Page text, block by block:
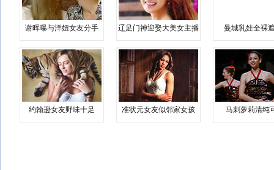
谢晖曝与洋妞女友分手 辽足门神迎娶大美女主播 曼城乳娃全裸
约翰逊女友野味十足 准状元女友似邻家女孩 马刺萝莉清纯